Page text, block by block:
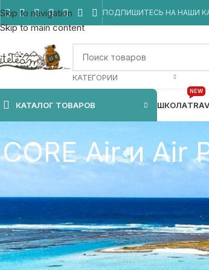
Skip to navigation
Skip to main content
ПОДПИШИТЕСЬ НА НАШИ
КАТЕГОРИИ
КАТАЛОГ ТОВАРОВ ШКОЛА
NEW
CORE Air и Air